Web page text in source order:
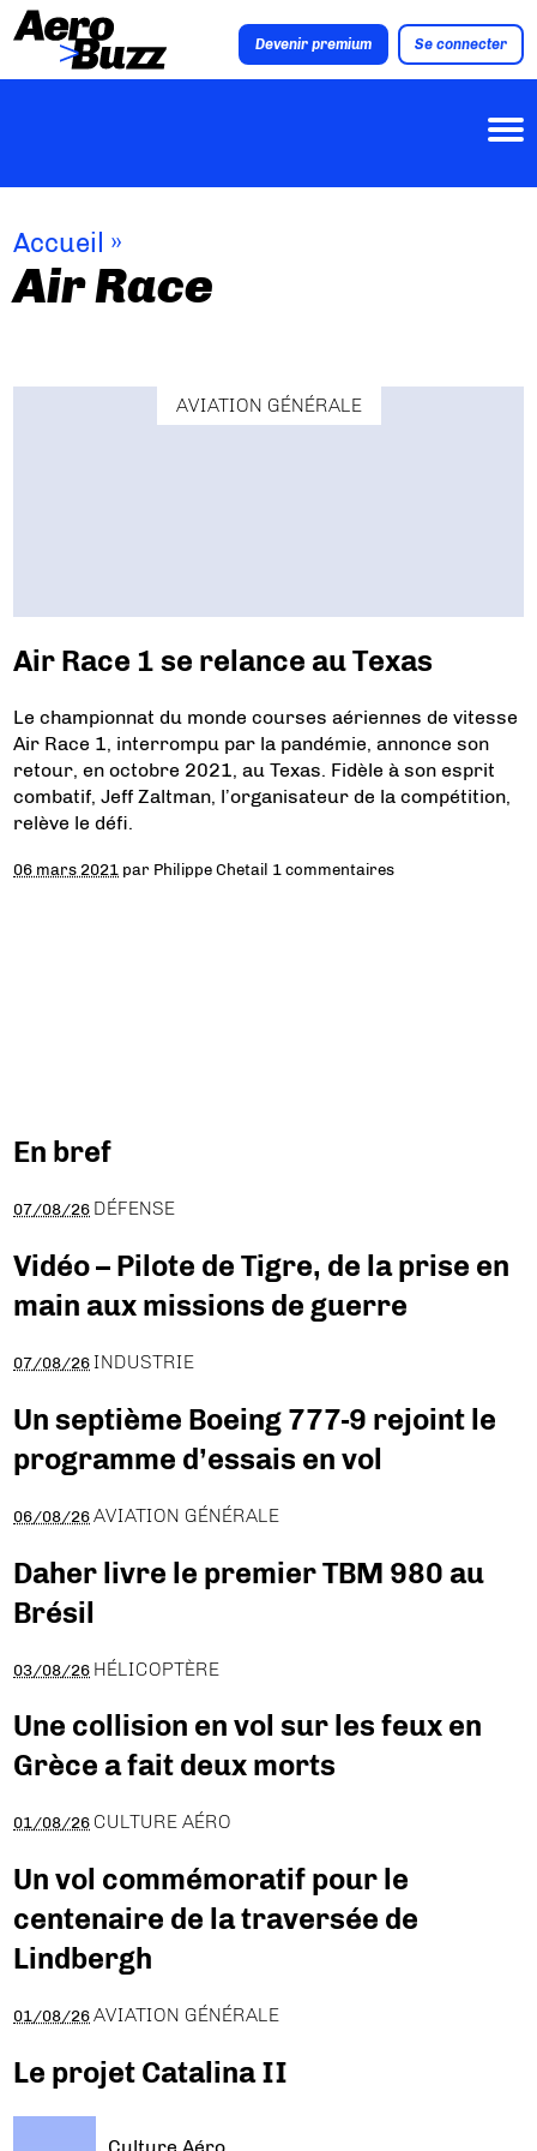
Devenir premium Se connecter
Accueil »
Air Race
AVIATION GÉNÉRALE
Air Race 1 se relance au Texas
Le championnat du monde courses aériennes de vitesse
Air Race 1, interrompu par la pandémie, annonce son
retour, en octobre 2021, au Texas. Fidèle à son esprit
combatif, Jeff Zaltman, l’organisateur de la compétition,
relève le défi.
06 mars 2021 par Philippe Chetail 1 commentaires
En bref
07/08/26 DÉFENSE
Vidéo – Pilote de Tigre, de la prise en
main aux missions de guerre
07/08/26 INDUSTRIE
Un septième Boeing 777-9 rejoint le
programme d’essais en vol
06/08/26 AVIATION GÉNÉRALE
Daher livre le premier TBM 980 au
Brésil
03/08/26 HÉLICOPTÈRE
Une collision en vol sur les feux en
Grèce a fait deux morts
01/08/26 CULTURE AÉRO
Un vol commémoratif pour le
centenaire de la traversée de
Lindbergh
01/08/26 AVIATION GÉNÉRALE
Le projet Catalina II